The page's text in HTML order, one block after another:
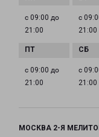
с 09:00 до
21:00
с
21:00
с 09:00 до
21:00
с
21:00
МОСКВА 2-Я